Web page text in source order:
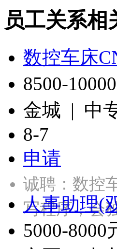
员工关系相
数控车床
8500-
金城 | 中
8-7
申请
诚聘：数控
写程序，会
人事助理(
5000-8000